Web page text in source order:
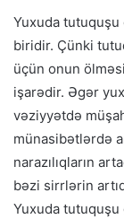
Yuxuda tutuquşu
biridir. Çünki
üçün onun
işarədir. Əgər
vəziyyətdə
münasibətlərdə
narazılıqların
bəzi sirrlərin
Yuxuda tutuquşu